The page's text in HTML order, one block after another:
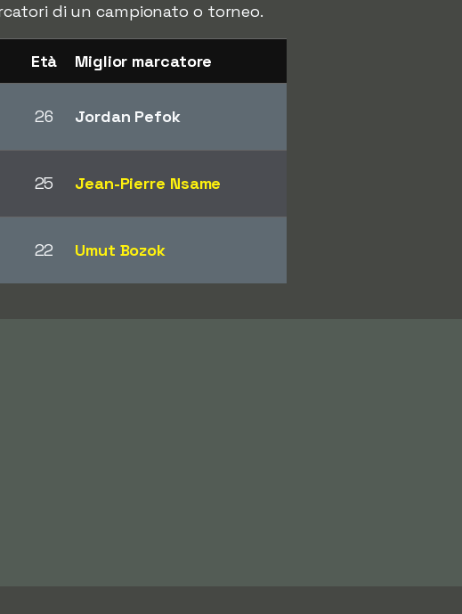
di un campionato o torneo.
Età Miglior marcatore
26 Jordan Pefok
25 Jean-Pierre Nsame
22 Umut Bozok